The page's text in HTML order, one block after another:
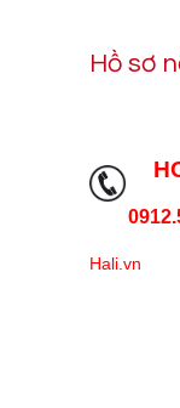
Hồ sơ
Hali.vn